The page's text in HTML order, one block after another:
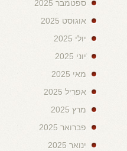
ספטמבר 2025
אוגוסט 2025
יולי 2025
יוני 2025
מאי 2025
אפריל 2025
מרץ 2025
פברואר 2025
ינואר 2025